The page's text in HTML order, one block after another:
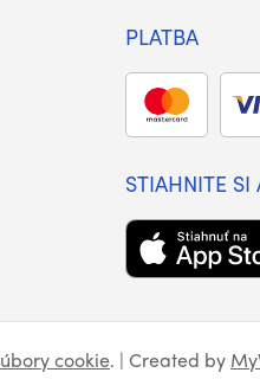
PLATBA
STIAHNITE SI
cookie. | Created by